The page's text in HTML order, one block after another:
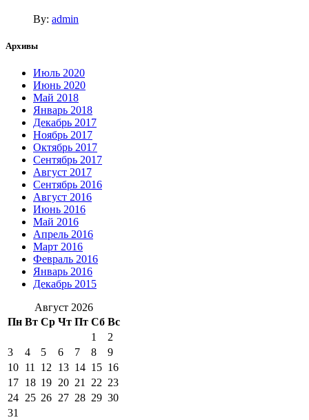
By: admin
Архивы
Июль 2020
Июнь 2020
Май 2018
Январь 2018
Декабрь 2017
Ноябрь 2017
Октябрь 2017
Сентябрь 2017
Август 2017
Сентябрь 2016
Август 2016
Июнь 2016
Май 2016
Апрель 2016
Март 2016
Февраль 2016
Январь 2016
Декабрь 2015
Август 2026
Пн Вт Ср Чт Пт Сб Вс
1
2
3
4 5 6 7 8
9
10 11 12 13 14 15 16
17 18 19 20 21 22 23
24 25 26 27 28 29 30
31